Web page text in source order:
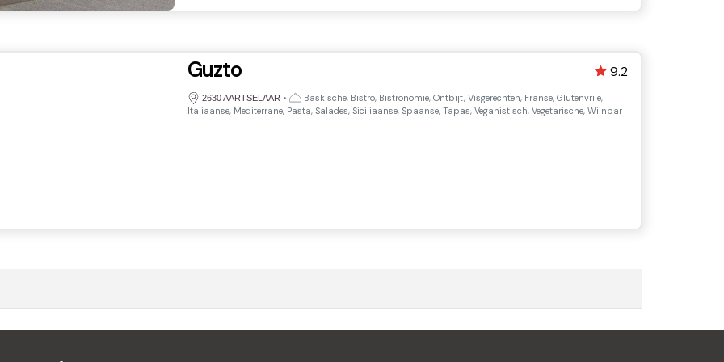
Guzto
2630 AARTSELAAR •
Baskische, Bistro, Bistronomie, Ontbijt, Visgerechten, Franse, Glutenvrije,
Italiaanse, Mediterrane, Pasta, Salades, Siciliaanse, Spaanse, Tapas, Veganistisch, Vegetarische, Wijnbar
9.2